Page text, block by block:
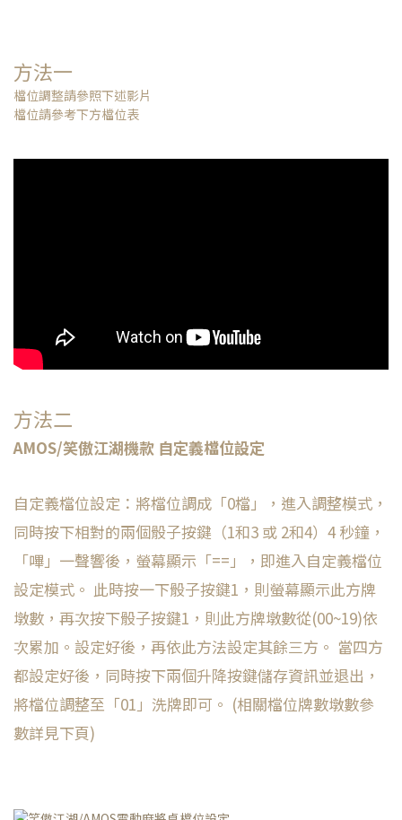
方法一
檔位調整請參照下述影片
檔位請參考下方檔位表
方法二
AMOS/笑傲江湖機款 自定義檔位設定
自定義檔位設定：將檔位調成「0檔」，進入調整模式，
同時按下相對的兩個骰子按鍵（1和3 或 2和4）4 秒鐘，
「嗶」一聲響後，螢幕顯示「==」，即進入自定義檔位
設定模式。 此時按一下骰子按鍵1，則螢幕顯示此方牌
墩數，再次按下骰子按鍵1，則此方牌墩數從(00~19)依
次累加。設定好後，再依此方法設定其餘三方。 當四方
都設定好後，同時按下兩個升降按鍵儲存資訊並退出，
將檔位調整至「01」洗牌即可。 (相關檔位牌數墩數參
數詳見下頁)